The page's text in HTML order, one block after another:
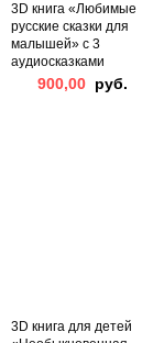
3D книга «Любимые
русские сказки для
малышей» с 3
аудиосказками
900,00 руб.
3D книга для детей